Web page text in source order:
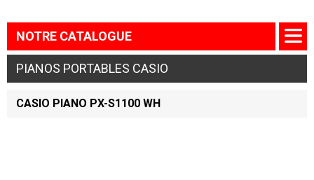
NOTRE CATALOGUE
PIANOS PORTABLES CASIO
CASIO PIANO PX-S1100 WH